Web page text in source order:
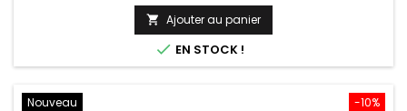
de
base
 Ajouter au panier
 EN STOCK !
-10%
Nouveau